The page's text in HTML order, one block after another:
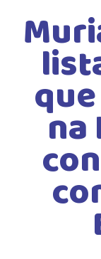
GUIA DA
na